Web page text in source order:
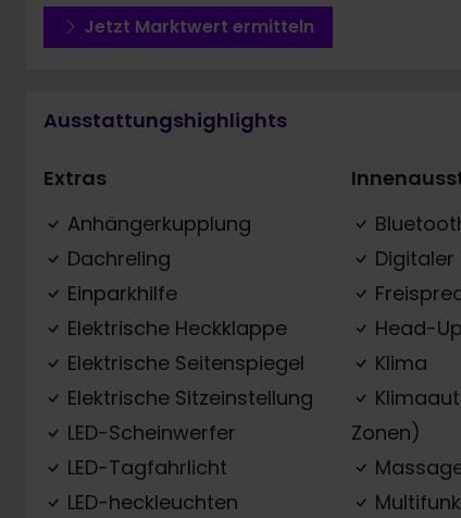
Jetzt Marktwert ermitteln
Ausstattungshighlights
Extras
Anhängerkupplung
Dachreling
Einparkhilfe
Elektrische Heckklappe
Elektrische Seitenspiegel
Elektrische Sitzeinstellung
LED-Scheinwerfer
LED-Tagfahrlicht
LED-heckleuchten
Head-
Klima
Zonen)